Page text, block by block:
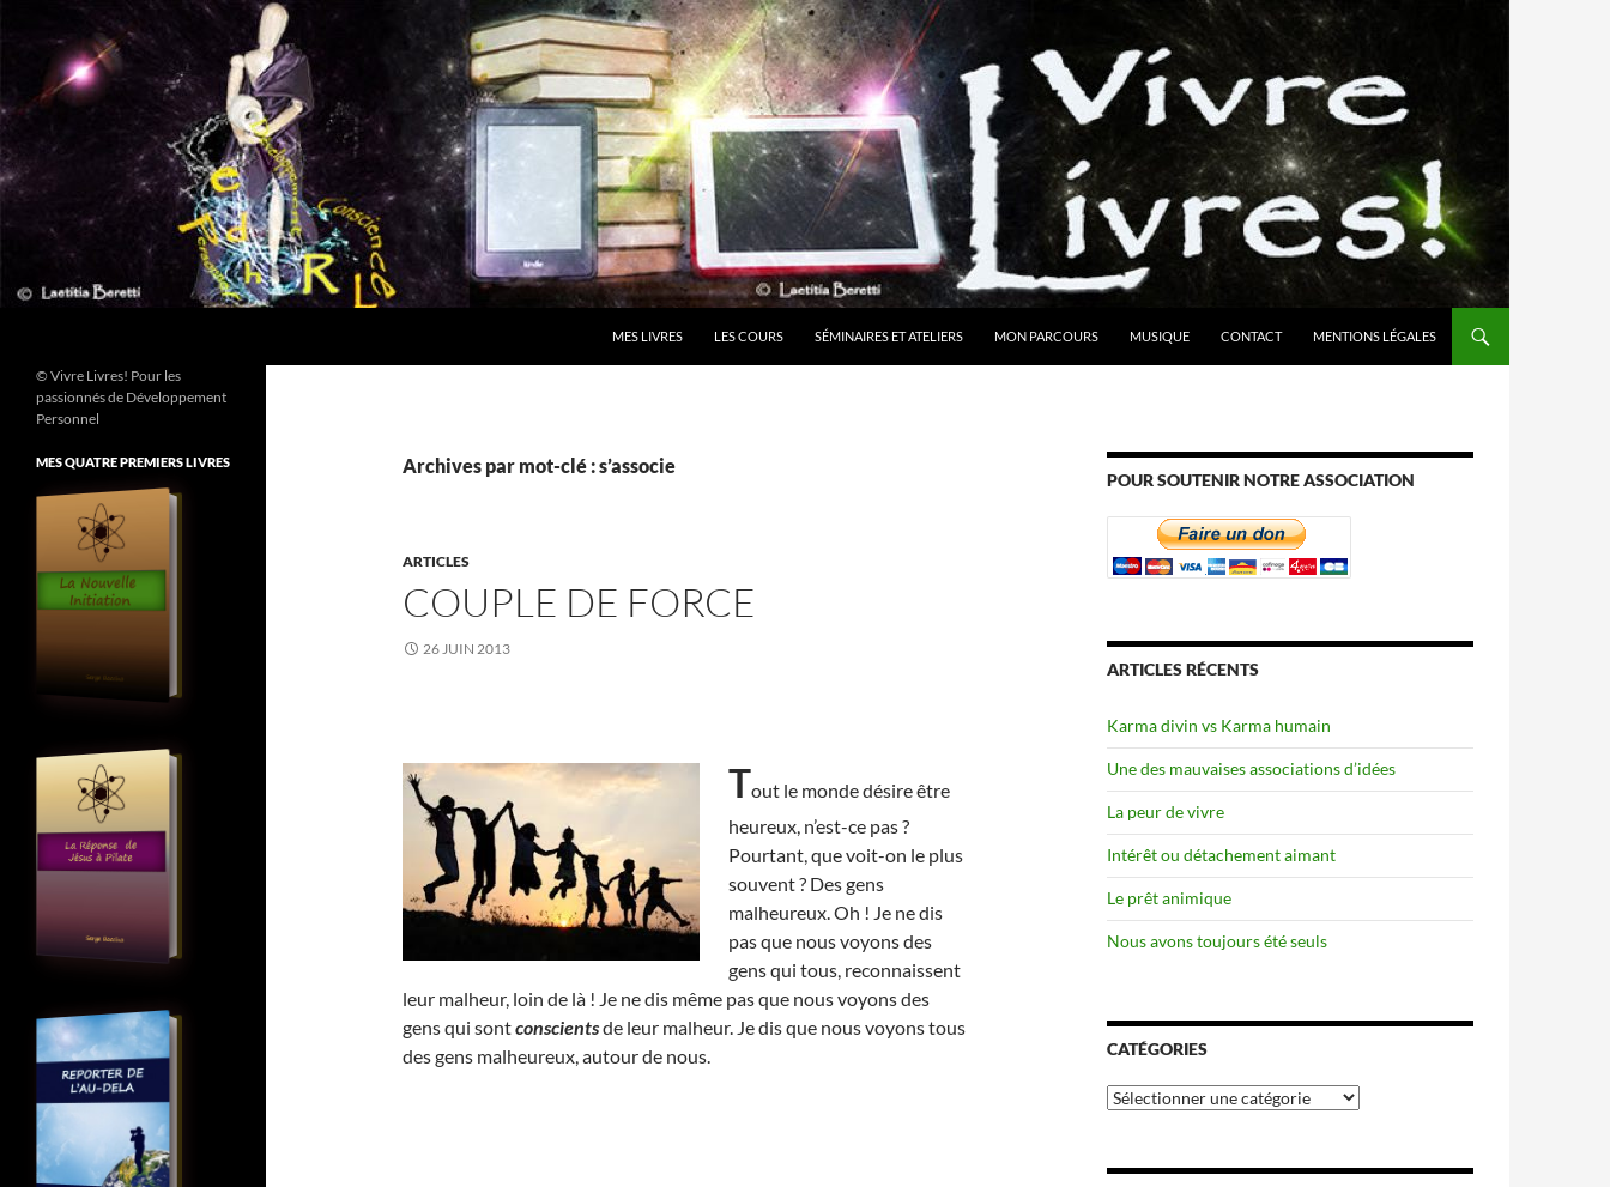
contenu
MES LIVRES LES COURS SÉMINAIRES ET ATELIERS MON PARCOURS MUSIQUE CONTACT MENTIONS LÉGALES
Archives par mot-clé : s’associe
ARTICLES
COUPLE DE FORCE
26 JUIN 2013
Tout le monde désire être
heureux, n’est-ce pas ?
Pourtant, que voit-on le plus
souvent ? Des gens
malheureux. Oh ! Je ne dis
pas que nous voyons des
gens qui tous, reconnaissent
leur malheur, loin de là ! Je ne dis même pas que nous voyons des
gens qui sontconscientsde leur malheur. Je dis que nous voyons tous
des gens malheureux, autour de nous.
POUR SOUTENIR NOTRE ASSOCIATION
ARTICLES RÉCENTS
Karma divin vs Karma humain
Une des mauvaises associations d’idées
La peur de vivre
Intérêt ou détachement aimant
Le prêt animique
Nous avons toujours été seuls
CATÉGORIES
Catégories
© Vivre Livres! Pour les
passionnés de Développement
Personnel
MES QUATRE PREMIERS LIVRES